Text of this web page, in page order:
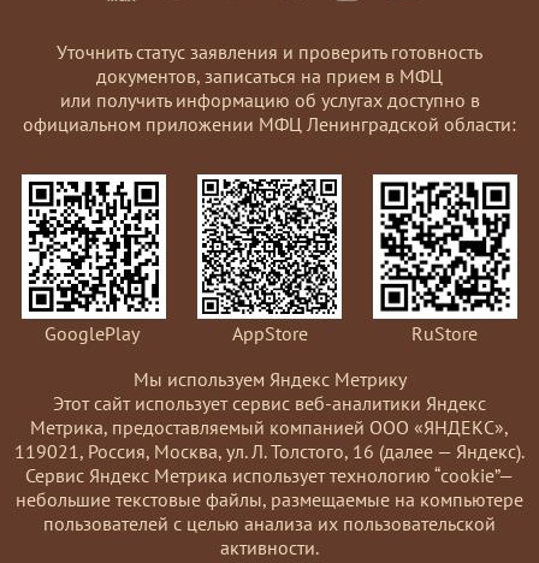
Уточнить статус заявления и проверить готовность
документов, записаться на прием в МФЦ
или получить информацию об услугах доступно в
официальном приложении МФЦ Ленинградской области:
GooglePlay AppStore
RuStore
Мы используем Яндекс Метрику
Этот сайт использует сервис веб-аналитики Яндекс
Метрика, предоставляемый компанией ООО «ЯНДЕКС»,
119021, Россия, Москва, ул. Л. Толстого, 16 (далее — Яндекс).
Сервис Яндекс Метрика использует технологию “cookie”—
небольшие текстовые файлы, размещаемые на компьютере
пользователей с целью анализа их пользовательской
активности.